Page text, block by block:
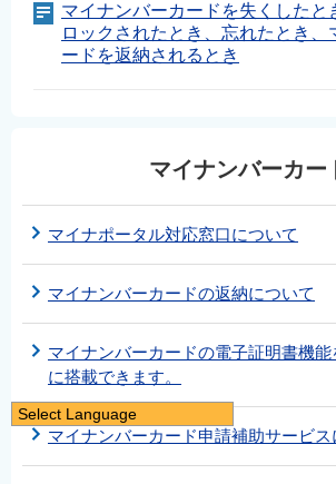
マイナンバーカードを失くしたと
ロックされたとき、忘れたとき、
ードを返納されるとき
マイナンバーカー
マイナポータル対応窓口について
マイナンバーカードの返納について
マイナンバーカードの電子証明書機
に搭載できます。
マイナンバーカード申請補助サービス
Select Language
日本語